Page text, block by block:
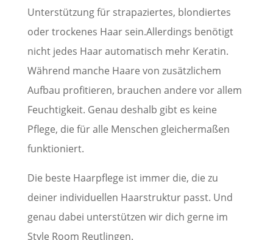
Unterstützung für strapaziertes, blondiertes
oder trockenes Haar sein.Allerdings benötigt
nicht jedes Haar automatisch mehr Keratin.
Während manche Haare von zusätzlichem
Aufbau profitieren, brauchen andere vor allem
Feuchtigkeit. Genau deshalb gibt es keine
Pflege, die für alle Menschen gleichermaßen
funktioniert.
Die beste Haarpflege ist immer die, die zu
deiner individuellen Haarstruktur passt. Und
genau dabei unterstützen wir dich gerne im
Style Room Reutlingen.